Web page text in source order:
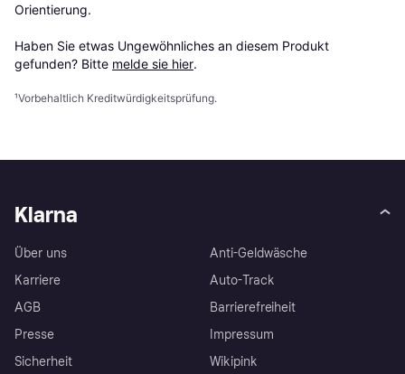
Orientierung.
Haben Sie etwas Ungewöhnliches an diesem Produkt
gefunden? Bitte melde sie hier.
¹Vorbehaltlich Kreditwürdigkeitsprüfung.
Klarna
Über uns
Karriere
AGB
Presse
Sicherheit
Anti-Geldwäsche
Auto-Track
Barrierefreiheit
Impressum
Wikipink